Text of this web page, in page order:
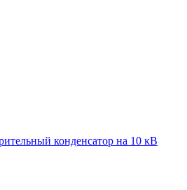
конденсатор на 10 кВ